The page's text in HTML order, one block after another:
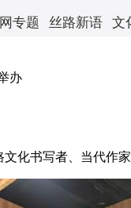
专题 丝路新语 文
办
书写者、当代作